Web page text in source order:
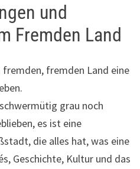
und
Fremden Land
fremden Land eine
grau noch
es ist eine
die alles hat, was eine
Geschichte, Kultur und das